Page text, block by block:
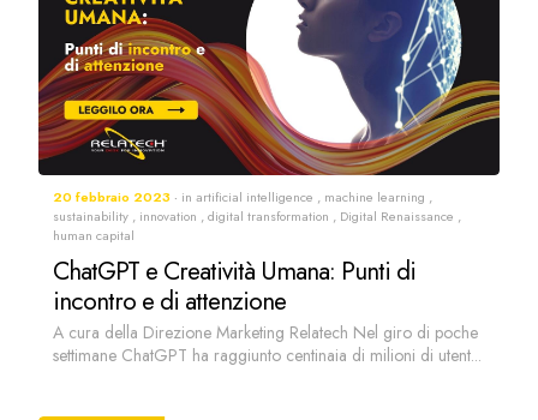
20 febbraio 2023 in artificial intelligence , machine learning ,
sustainability , innovation ,digital transformation , Digital Renaissance ,
human capital
ChatGPT e Creatività Umana: Punti di
incontro e di attenzione
A cura della Direzione Marketing Relatech Nel giro di poche
settimane ChatGPT ha raggiunto centinaia di milioni di utent...